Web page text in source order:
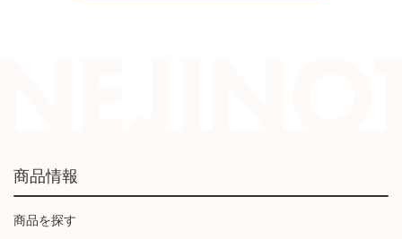
商品情報
商品を探す